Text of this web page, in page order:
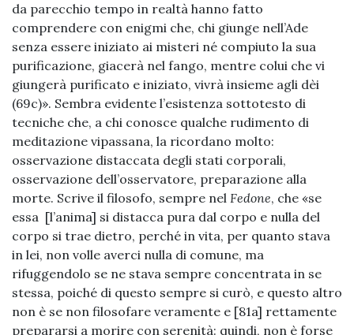
da parecchio tempo in realtà hanno fatto
comprendere con enigmi che, chi giunge nell’Ade
senza essere iniziato ai misteri né compiuto la sua
purificazione, giacerà nel fango, mentre colui che vi
giungerà purificato e iniziato, vivrà insieme agli dèi
(69c)». Sembra evidente l’esistenza sottotesto di
tecniche che, a chi conosce qualche rudimento di
meditazione vipassana, la ricordano molto:
osservazione distaccata degli stati corporali,
osservazione dell’osservatore, preparazione alla
morte. Scrive il filosofo, sempre nel Fedone, che «se
essa [l’anima] si distacca pura dal corpo e nulla del
corpo si trae dietro, perché in vita, per quanto stava
in lei, non volle averci nulla di comune, ma
rifuggendolo se ne stava sempre concentrata in se
stessa, poiché di questo sempre si curò, e questo altro
non è se non filosofare veramente e [81a] rettamente
prepararsi a morire con serenità: quindi, non è forse